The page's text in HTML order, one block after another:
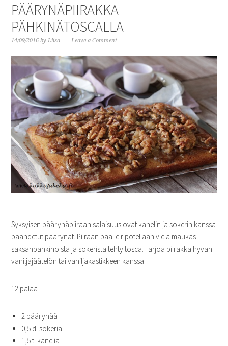
PÄÄRYNÄPIIRAKKA
PÄHKINÄTOSCALLA
14/09/2016 byLiisa Leave a Comment
Syksyisen päärynäpiiraan salaisuus ovat kanelin ja sokerin kanssa
paahdetut päärynät. Piiraan päälle ripotellaan vielä maukas
saksanpähkinöistä ja sokerista tehty tosca. Tarjoa piirakka hyvän
vaniljajäätelön tai vaniljakastikkeen kanssa.
12 palaa
2 päärynää
0,5 dl sokeria
1,5 tl kanelia